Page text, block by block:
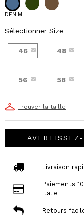
DENIM
Sélectionner Size
46 48
56 58
Trouver la taille
Livraison
Paiements
Italie
Retours